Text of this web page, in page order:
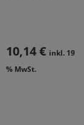
10,14 € inkl. 19
% MwSt.